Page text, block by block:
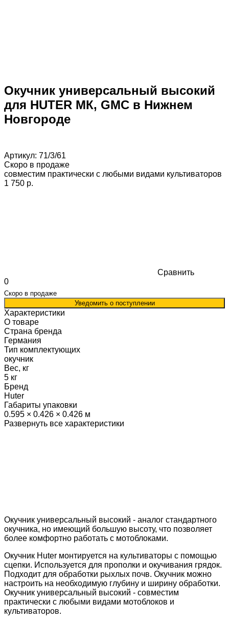
Окучник универсальный высокий
для HUTER МК, GMC в Нижнем
Новгороде
Артикул: 71/3/61
Скоро в продаже
совместим практически с любыми видами культиваторов
1 750 p.
Сравнить
0
Скоро в продаже
Уведомить о поступлении
Характеристики
О товаре
Страна бренда
Германия
Тип комплектующих
окучник
Вес, кг
5 кг
Бренд
Huter
Габариты упаковки
0.595 × 0.426 × 0.426 м
Развернуть все характеристики
Окучник универсальный высокий - аналог стандартного
окучника, но имеющий большую высоту, что позволяет
более комфортно работать с мотоблоками.
Окучник Huter монтируется на культиваторы с помощью
сцепки. Используется для прополки и окучивания грядок.
Подходит для обработки рыхлых почв. Окучник можно
настроить на необходимую глубину и ширину обработки.
Окучник универсальный высокий - совместим
практически с любыми видами мотоблоков и
культиваторов.